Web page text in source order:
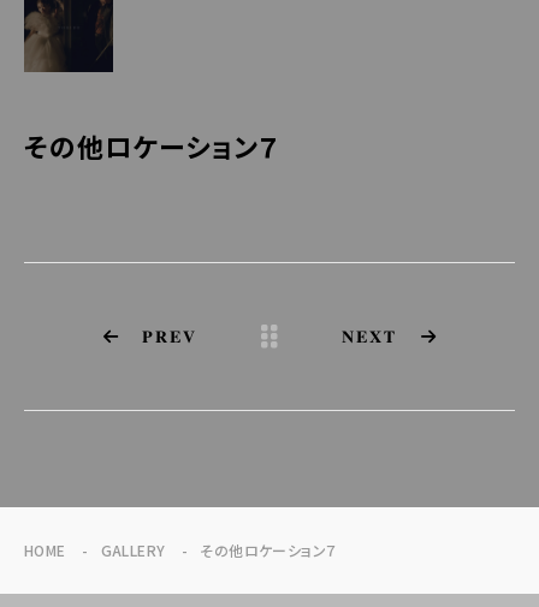
その他ロケーション７
PREV NEXT
HOME GALLERY その他ロケーション７